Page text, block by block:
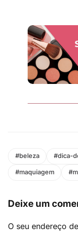
#beleza #dica-
#maquiagem
Deixe um
O seu endereço